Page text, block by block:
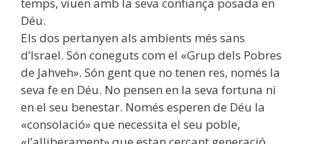
Déu.
Els dos pertanyen als ambients més sans
d’Israel. Són coneguts com el «Grup dels Pobres
de Jahveh». Són gent que no tenen res, només la
seva fe en Déu. No pensen en la seva fortuna ni
en el seu benestar. Només esperen de Déu la
«consolació» que necessita el seu poble,